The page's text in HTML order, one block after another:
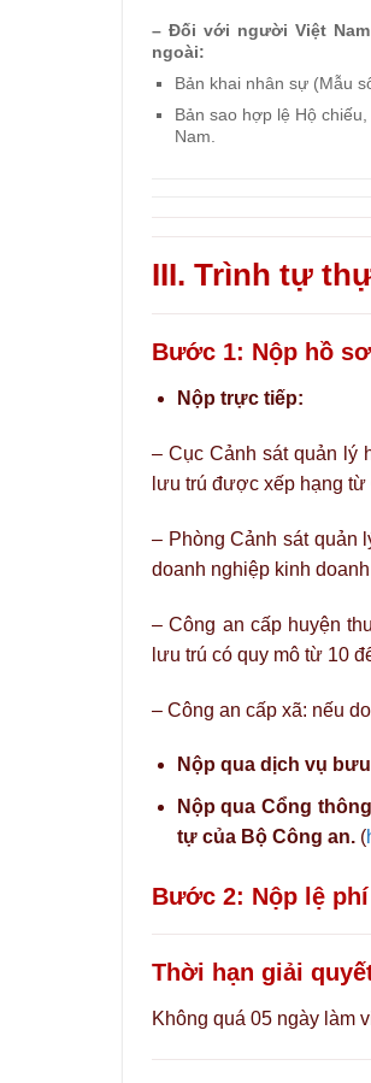
– Đối với người Việt
ngoài:
Bản khai nhân sự (Mẫu
Bản sao hợp lệ Hộ
Nam.
III. Trình tự
Bước 1: Nộp hồ
Nộp trực tiếp:
– Cục Cảnh sát quản lý
lưu trú được xếp hạng
– Phòng Cảnh sát quản
doanh nghiệp kinh
– Công an cấp huyện
lưu trú có quy mô từ 10
– Công an cấp xã: nếu
Nộp qua dịch vụ
Nộp qua Cổng
tự của Bộ Công an.(
Bước 2: Nộp lệ
Thời hạn giải
Không quá 05 ngày làm